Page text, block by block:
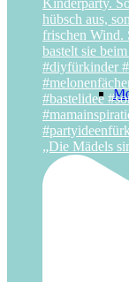
„Die Mädels